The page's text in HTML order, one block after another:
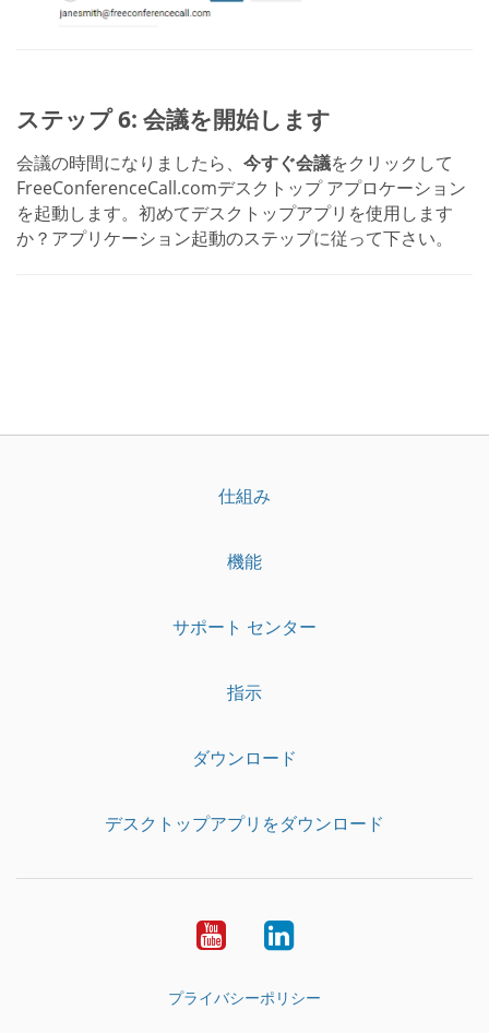
ステップ 6: 会議を開始します
会議の時間になりましたら、 今すぐ会議をクリックして
FreeConferenceCall.comデスクトップ アプロケーション
を起動します。初めてデスクトップアプリを使用します
か？アプリケーション起動のステップに従って下さい。
仕組み
機能
サポート センター
指示
ダウンロード
デスクトップアプリをダウンロード
YouTubeLinkedIn
プライバシーポリシー